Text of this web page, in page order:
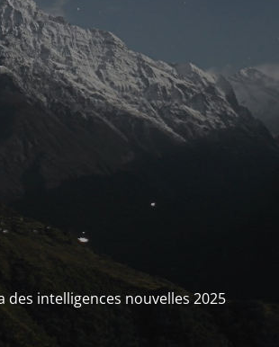
des intelligences nouvelles 2025